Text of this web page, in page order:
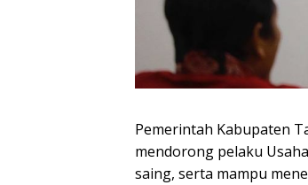
Pemerintah Kabupaten
mendorong pelaku
saing, serta mampu